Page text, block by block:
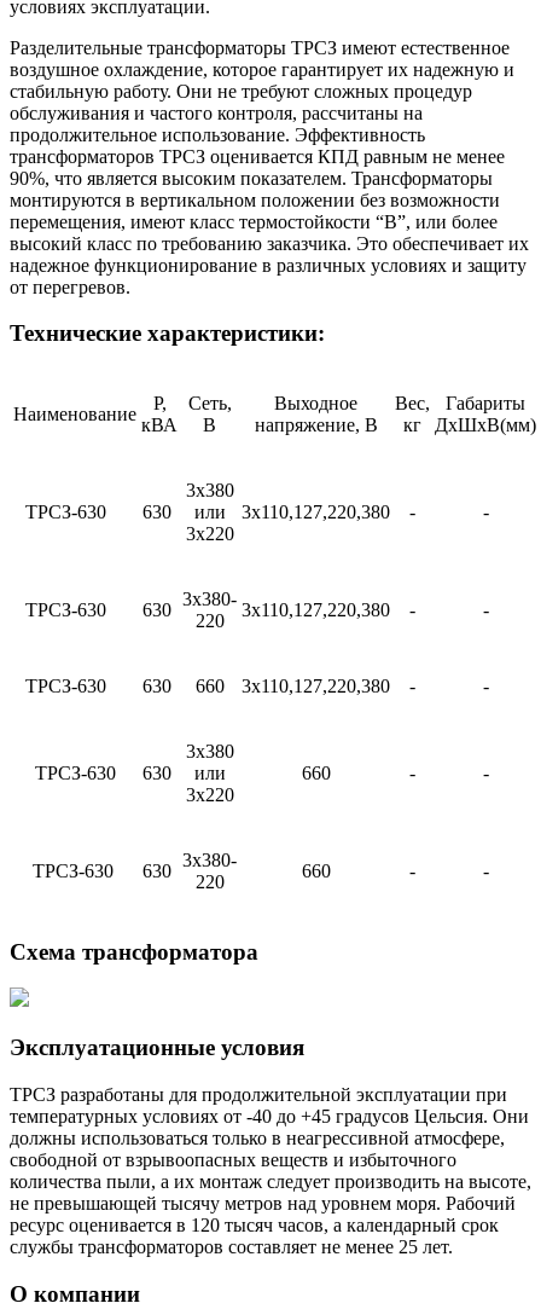
условиях эксплуатации.
Разделительные трансформаторы ТРСЗ имеют естественное
воздушное охлаждение, которое гарантирует их надежную и
стабильную работу. Они не требуют сложных процедур
обслуживания и частого контроля, рассчитаны на
продолжительное использование. Эффективность
трансформаторов ТРСЗ оценивается КПД равным не менее
90%, что является высоким показателем. Трансформаторы
монтируются в вертикальном положении без возможности
перемещения, имеют класс термостойкости “B”, или более
высокий класс по требованию заказчика. Это обеспечивает их
надежное функционирование в различных условиях и защиту
от перегревов.
Технические характеристики:
Наименование
Р,
кВА
Сеть,
В
Выходное
напряжение, В
Вес,
кг
Габариты
ДхШхВ(мм)
ТРСЗ-630 630
3х380
или
3х220
3х110,127,220,380 - -
ТРСЗ-630 630
3х380-
220
3х110,127,220,380 - -
ТРСЗ-630 630 660 3х110,127,220,380 - -
ТРСЗ-630 630
3х380
или
3х220
660 - -
ТРСЗ-630 630
3х380-
220
660 - -
Схема трансформатора
Эксплуатационные условия
ТРСЗ разработаны для продолжительной эксплуатации при
температурных условиях от -40 до +45 градусов Цельсия. Они
должны использоваться только в неагрессивной атмосфере,
свободной от взрывоопасных веществ и избыточного
количества пыли, а их монтаж следует производить на высоте,
не превышающей тысячу метров над уровнем моря. Рабочий
ресурс оценивается в 120 тысяч часов, а календарный срок
службы трансформаторов составляет не менее 25 лет.
О компании